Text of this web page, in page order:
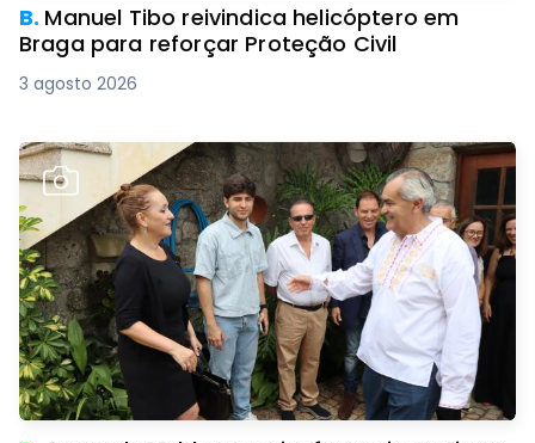
B. Manuel Tibo reivindica helicóptero em
Braga para reforçar Proteção Civil
3 agosto 2026